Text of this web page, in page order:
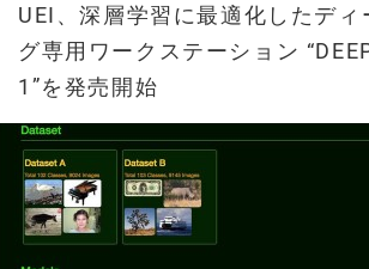
UEI、深層学習に最適化したディ
グ専用ワークステーション
1”を発売開始